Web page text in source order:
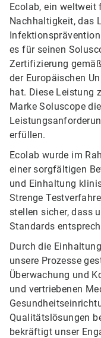
Ecolab, ein weltweit
Nachhaltigkeit, das
es für seinen
Zertifizierung
der Europäischen
hat. Diese Leistung
Marke Soluscope
erfüllen.
Ecolab wurde im
einer sorgfältigen
und Einhaltung
Strenge
stellen sicher, dass
Standards
Durch die
unsere Prozesse
Überwachung und
und vertriebenen
Qualitätslösungen
bekräftigt unser